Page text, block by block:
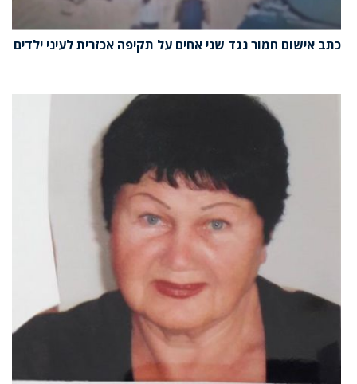
כתב אישום חמור נגד שני אחים על תקיפה אכזרית לעיני ילדים